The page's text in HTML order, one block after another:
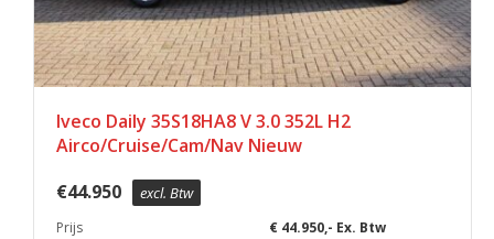
Iveco Daily 35S18HA8 V 3.0 352L H2
Airco/Cruise/Cam/Nav Nieuw
€44.950 excl. Btw
Prijs
€ 44.950,- Ex. Btw